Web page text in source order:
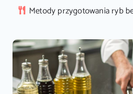
Metody przygotowania ryb